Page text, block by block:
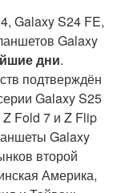
Galaxy S24 FE,
Galaxy
дни.
подтверждён
Galaxy S25
Fold 7 и Z Flip
Galaxy
второй
Америка,